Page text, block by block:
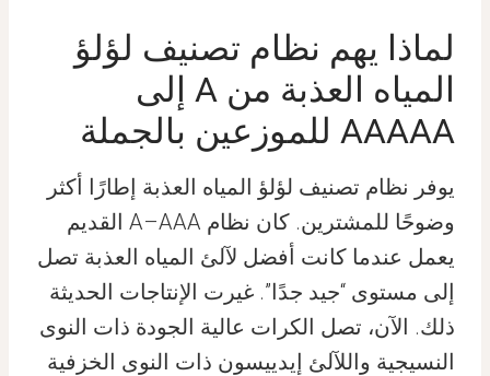
لماذا يهم نظام تصنيف لؤلؤ
المياه العذبة من A إلى
AAAAA للموزعين بالجملة
يوفر نظام تصنيف لؤلؤ المياه العذبة إطارًا أكثر
وضوحًا للمشترين. كان نظام A–AAA القديم
يعمل عندما كانت أفضل لآلئ المياه العذبة تصل
إلى مستوى “جيد جدًا”. غيرت الإنتاجات الحديثة
ذلك. الآن، تصل الكرات عالية الجودة ذات النوى
النسيجية واللآلئ إيدييسون ذات النوى الخزفية